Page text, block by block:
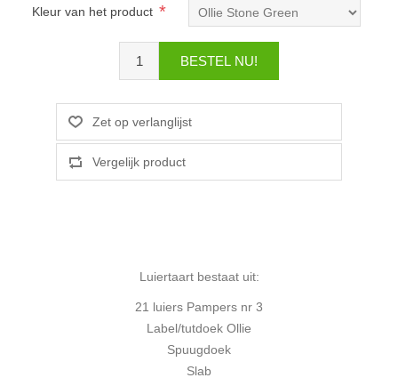
Kleur van het product *
Luiertaart bestaat uit:
21 luiers Pampers nr 3
Label/tutdoek Ollie
Spuugdoek
Slab